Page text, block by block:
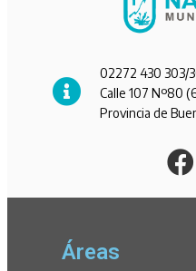
02272 430 303/
Calle 107 Nº80
Provincia de
Áreas